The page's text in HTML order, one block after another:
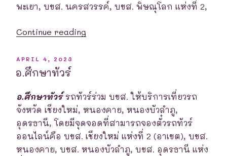
พะเยา, บขส. นครสวรรค์, บขส. พิษณุโลก แห่งที่ 2,
Continue reading
POSTED
ON
APRIL 4, 2023
อ.ศึกษาทัวร์
อ.ศึกษาทัวร์ รถทัวร์ร่วม บขส. ให้บริการเที่ยวรถ
จังหวัด เชียงใหม่, หนองคาย, หนองบัวลำภู,
อุดรธานี, โดยมีจุดจอดที่สามารถจองตั๋วรถทัวร์
ออนไลน์คือ บขส. เชียงใหม่ แห่งที่ 2 (อาเขต), บขส.
หนองคาย, บขส. หนองบัวลำภู, บขส. อุดรธานี แห่ง